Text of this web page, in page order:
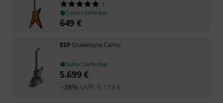
1
Sofort lieferbar
649 €
ESPSnakebyte Camo
Sofort lieferbar
5.699€
UVP: 9.119 €
-38%